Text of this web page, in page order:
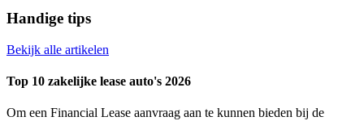
Handige tips
Bekijk alle artikelen
Top 10 zakelijke lease auto's 2026
Om een Financial Lease aanvraag aan te kunnen bieden bij de